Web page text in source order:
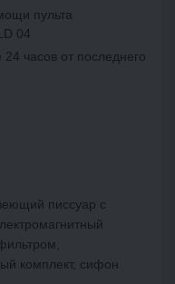
пульта
04
часов от последнего
писсуар с
комплект, сифон